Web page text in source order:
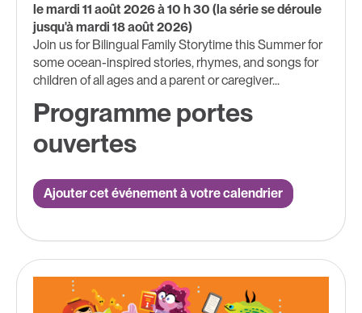
le mardi 11 août 2026 à 10 h 30 (la série se déroule
jusqu'à mardi 18 août 2026)
Join us for Bilingual Family Storytime this Summer for
some ocean-inspired stories, rhymes, and songs for
children of all ages and a parent or caregiver...
Programme portes
ouvertes
Ajouter cet événement à votre calendrier